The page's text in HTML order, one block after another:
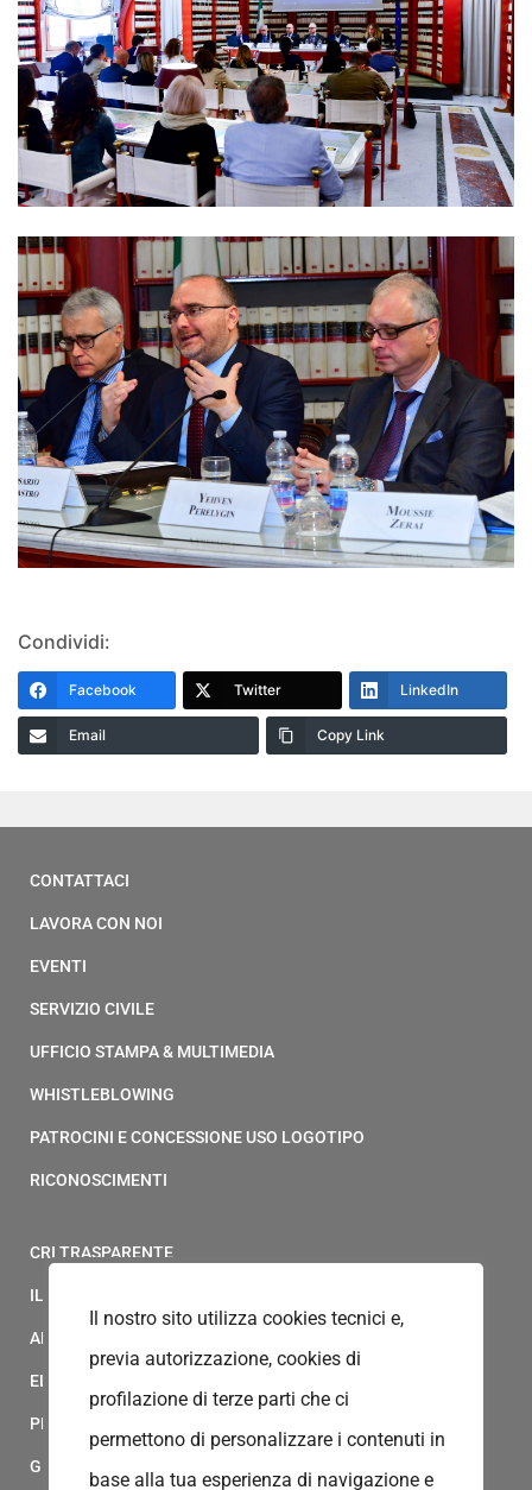
Condividi:
Facebook Twitter LinkedIn
Email Copy Link
CONTATTACI
LAVORA CON NOI
EVENTI
SERVIZIO CIVILE
UFFICIO STAMPA & MULTIMEDIA
WHISTLEBLOWING
PATROCINI E CONCESSIONE USO LOGOTIPO
RICONOSCIMENTI
CRI TRASPARENTE
IL MODELLO 231 DELLA CROCE ROSSA ITALIANA
ALBO FORNITORI
ELENCO AVVOCATI
PRIVACY
GESTIONALE GAIA
Il nostro sito utilizza cookies tecnici e,
previa autorizzazione, cookies di
profilazione di terze parti che ci
permettono di personalizzare i contenuti in
base alla tua esperienza di navigazione e